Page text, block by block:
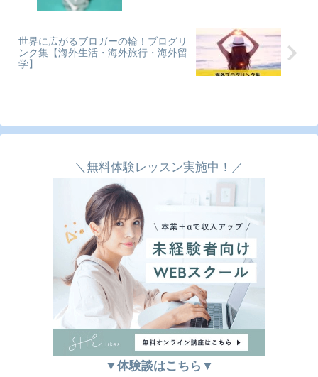
世界に広がるブロガーの輪！ブログリ
ンク集【海外生活・海外旅行・海外留
学】
＼無料体験レッスン実施中！／
▼体験談はこちら▼